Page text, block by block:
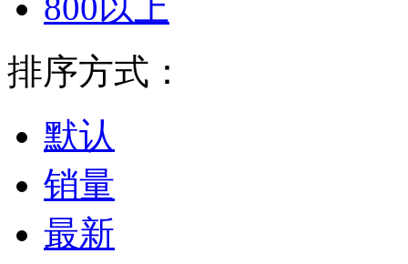
排序方式：
默认
销量
最新